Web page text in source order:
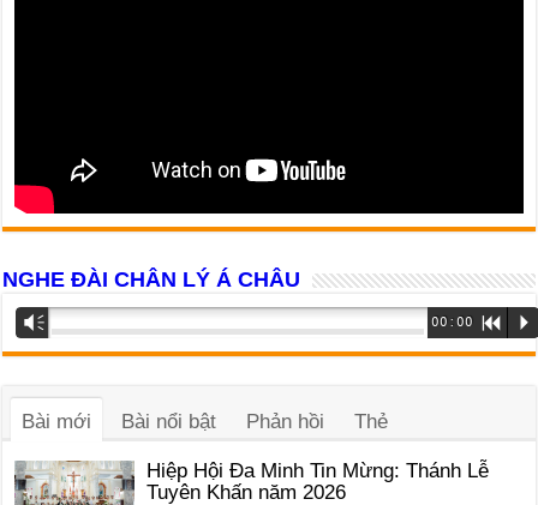
NGHE ĐÀI CHÂN LÝ Á CHÂU
Trình
phát
âm
Vm 00:00 R P
Bài mới Bài nổi bật Phản hồi Thẻ
Hiệp Hội Đa Minh Tin Mừng: Thánh Lễ
Tuyên Khấn năm 2026